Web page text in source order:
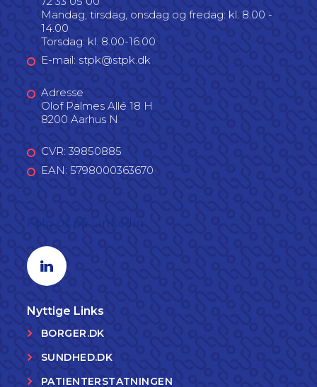
Mandag, tirsdag, onsdag og fredag: kl. 8.00 -
14.00
Torsdag: kl. 8.00-16.00
E-mail: stpk@stpk.dk
Adresse
Olof Palmes Allé 18 H
8200 Aarhus N
CVR: 39850885
EAN: 5798000363670
Linkedin profil
Nyttige Links
BORGER.DK
SUNDHED.DK
PATIENTERSTATNINGEN